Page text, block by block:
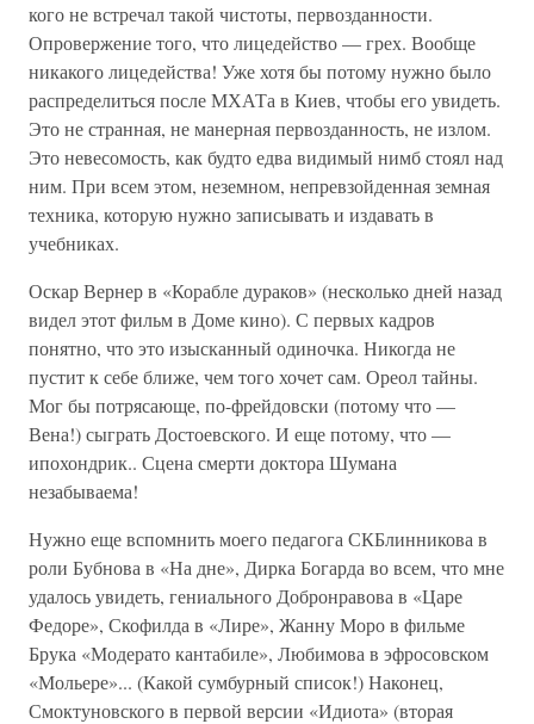
кого не встречал такой чистоты, первозданности.
Опровержение того, что лицедейство — грех. Вообще
никакого лицедейства! Уже хотя бы потому нужно было
распределиться после МХАТа в Киев, чтобы его увидеть.
Это не странная, не манерная первозданность, не излом.
Это невесомость, как будто едва видимый нимб стоял над
ним. При всем этом, неземном, непревзойденная земная
техника, которую нужно записывать и издавать в
учебниках.
Оскар Вернер в «Корабле дураков» (несколько дней назад
видел этот фильм в Доме кино). С первых кадров
понятно, что это изысканный одиночка. Никогда не
пустит к себе ближе, чем того хочет сам. Ореол тайны.
Мог бы потрясающе, по-фрейдовски (потому что —
Вена!) сыграть Достоевского. И еще потому, что —
ипохондрик.. Сцена смерти доктора Шумана
незабываема!
Нужно еще вспомнить моего педагога СКБлинникова в
роли Бубнова в «На дне», Дирка Богарда во всем, что мне
удалось увидеть, гениального Добронравова в «Царе
Федоре», Скофилда в «Лире», Жанну Моро в фильме
Брука «Модерато кантабиле», Любимова в эфросовском
«Мольере»... (Какой сумбурный список!) Наконец,
Смоктуновского в первой версии «Идиота» (вторая